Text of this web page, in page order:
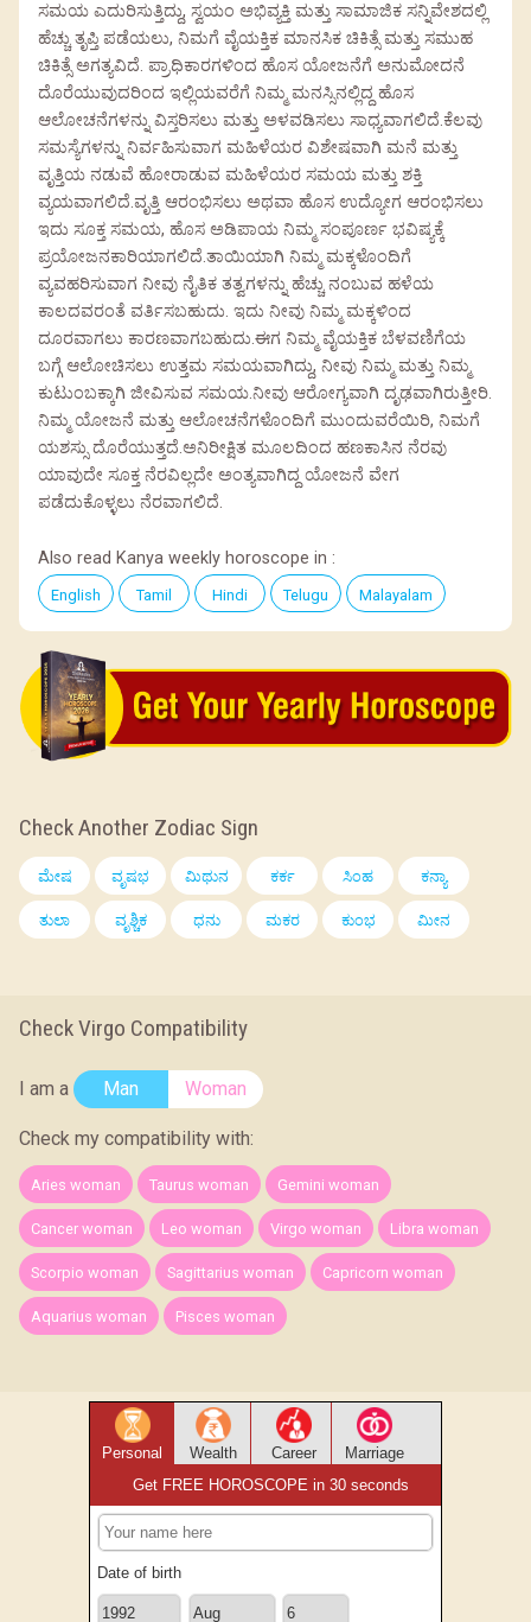
ಸಮಯ ಎದುರಿಸುತ್ತಿದ್ದು, ಸ್ವಯಂ ಅಭಿವ್ಯಕ್ತಿ ಮತ್ತು ಸಾಮಾಜಿಕ ಸನ್ನಿವೇಶದಲ್ಲಿ
ಹೆಚ್ಚು ತೃಪ್ತಿ ಪಡೆಯಲು, ನಿಮಗೆ ವೈಯಕ್ತಿಕ ಮಾನಸಿಕ ಚಿಕಿತ್ಸೆ ಮತ್ತು ಸಮುಹ
ಚಿಕಿತ್ಸೆ ಅಗತ್ಯವಿದೆ. ಪ್ರಾಧಿಕಾರಗಳಿಂದ ಹೊಸ ಯೋಜನೆಗೆ ಅನುಮೋದನೆ
ದೊರೆಯುವುದರಿಂದ ಇಲ್ಲಿಯವರೆಗೆ ನಿಮ್ಮ ಮನಸ್ಸಿನಲ್ಲಿದ್ದ ಹೊಸ
ಆಲೋಚನೆಗಳನ್ನು ವಿಸ್ತರಿಸಲು ಮತ್ತು ಅಳವಡಿಸಲು ಸಾಧ್ಯವಾಗಲಿದೆ.ಕೆಲವು
ಸಮಸ್ಯೆಗಳನ್ನು ನಿರ್ವಹಿಸುವಾಗ ಮಹಿಳೆಯರ ವಿಶೇಷವಾಗಿ ಮನೆ ಮತ್ತು
ವೃತ್ತಿಯ ನಡುವೆ ಹೋರಾಡುವ ಮಹಿಳೆಯರ ಸಮಯ ಮತ್ತು ಶಕ್ತಿ
ವ್ಯಯವಾಗಲಿದೆ.ವೃತ್ತಿ ಆರಂಭಿಸಲು ಅಥವಾ ಹೊಸ ಉದ್ಯೋಗ ಆರಂಭಿಸಲು
ಇದು ಸೂಕ್ತ ಸಮಯ, ಹೊಸ ಅಡಿಪಾಯ ನಿಮ್ಮ ಸಂಪೂರ್ಣ ಭವಿಷ್ಯಕ್ಕೆ
ಪ್ರಯೋಜನಕಾರಿಯಾಗಲಿದೆ.ತಾಯಿಯಾಗಿ ನಿಮ್ಮ ಮಕ್ಕಳೊಂದಿಗೆ
ವ್ಯವಹರಿಸುವಾಗ ನೀವು ನೈತಿಕ ತತ್ವಗಳನ್ನು ಹೆಚ್ಚು ನಂಬುವ ಹಳೆಯ
ಕಾಲದವರಂತೆ ವರ್ತಿಸಬಹುದು. ಇದು ನೀವು ನಿಮ್ಮ ಮಕ್ಕಳಿಂದ
ದೂರವಾಗಲು ಕಾರಣವಾಗಬಹುದು.ಈಗ ನಿಮ್ಮ ವೈಯಕ್ತಿಕ ಬೆಳವಣಿಗೆಯ
ಬಗ್ಗೆ ಆಲೋಚಿಸಲು ಉತ್ತಮ ಸಮಯವಾಗಿದ್ದು, ನೀವು ನಿಮ್ಮ ಮತ್ತು ನಿಮ್ಮ
ಕುಟುಂಬಕ್ಕಾಗಿ ಜೀವಿಸುವ ಸಮಯ.ನೀವು ಆರೋಗ್ಯವಾಗಿ ದೃಢವಾಗಿರುತ್ತೀರಿ.
ನಿಮ್ಮ ಯೋಜನೆ ಮತ್ತು ಆಲೋಚನೆಗಳೊಂದಿಗೆ ಮುಂದುವರೆಯಿರಿ, ನಿಮಗೆ
ಯಶಸ್ಸು ದೊರೆಯುತ್ತದೆ.ಅನಿರೀಕ್ಷಿತ ಮೂಲದಿಂದ ಹಣಕಾಸಿನ ನೆರವು
ಯಾವುದೇ ಸೂಕ್ತ ನೆರವಿಲ್ಲದೇ ಅಂತ್ಯವಾಗಿದ್ದ ಯೋಜನೆ ವೇಗ
ಪಡೆದುಕೊಳ್ಳಲು ನೆರವಾಗಲಿದೆ.
Also read Kanya weekly horoscope in :
English Tamil Hindi Telugu Malayalam
Check Another Zodiac Sign
ಮೇಷ ವೃಷಭ ಮಿಥುನ ಕರ್ಕ ಸಿಂಹ ಕನ್ಯಾ
ತುಲಾ ವೃಶ್ಚಿಕ ಧನು ಮಕರ ಕುಂಭ ಮೀನ
Check Virgo Compatibility
I am a Man Woman
Check my compatibility with:
Aries woman Taurus woman Gemini woman
Cancer woman Leo woman Virgo woman Libra woman
Scorpio woman Sagittarius woman Capricorn woman
Aquarius woman Pisces woman
Personal Wealth Career Marriage
Get FREE HOROSCOPE in 30 seconds
Date of birth